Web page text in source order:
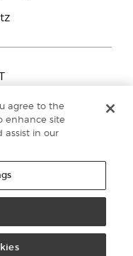
825049
agree to the
enhance site
assist in our